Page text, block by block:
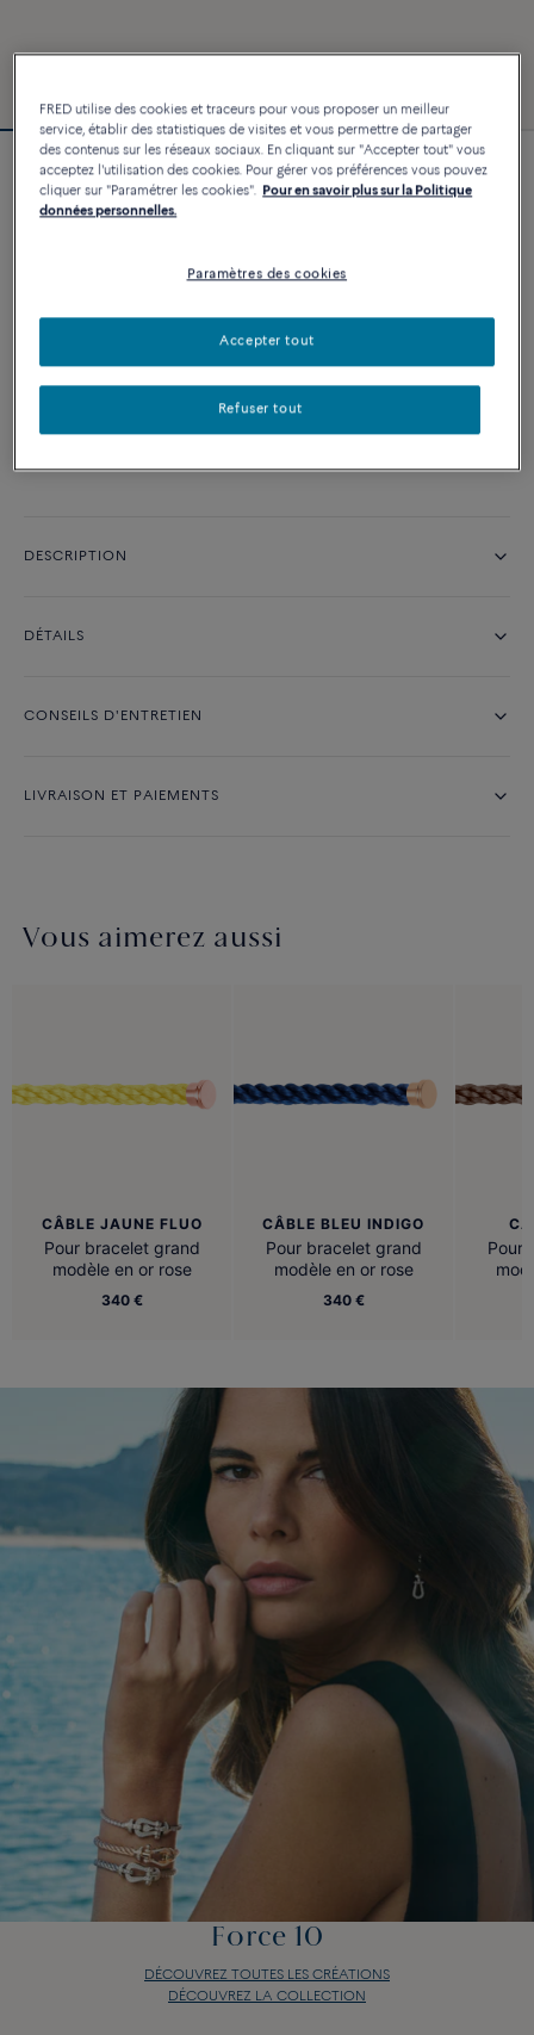
Personnalisable
Bracelet Force 10
PERSONNALISER
AJOUTER AU PANIER
Contactez-nous pour toute question sur les tailles
DESCRIPTION
DÉTAILS
CONSEILS D'ENTRETIEN
LIVRAISON ET PAIEMENTS
Vous aimerez aussi
CÂBLE JAUNE FLUO
Pour bracelet grand
modèle en or rose
340 €
CÂBLE BLEU INDIGO
Pour bracelet grand
modèle en or rose
340 €
Pour
Force 10
DÉCOUVREZ TOUTES LES CRÉATIONS
DÉCOUVREZ LA COLLECTION
FRED utilise des cookies et traceurs pour vous proposer un meilleur
service, établir des statistiques de visites et vous permettre de partager
des contenus sur les réseaux sociaux. En cliquant sur "Accepter tout" vous
acceptez l'utilisation des cookies. Pour gérer vos préférences vous pouvez
cliquer sur "Paramétrer les cookies". Pour en savoir plus sur la Politique
données personnelles.
Paramètres des cookies
Refuser tout
Accepter tout